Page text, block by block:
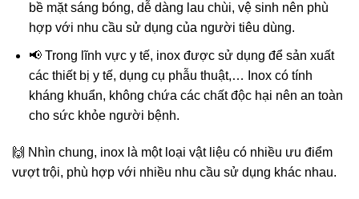
bề mặt sáng bóng, dễ dàng lau chùi, vệ sinh nên phù
hợp với nhu cầu sử dụng của người tiêu dùng.
📢 Trong lĩnh vực y tế, inox được sử dụng để sản xuất
các thiết bị y tế, dụng cụ phẫu thuật,… Inox có tính
kháng khuẩn, không chứa các chất độc hại nên an toàn
cho sức khỏe người bệnh.
🙌 Nhìn chung, inox là một loại vật liệu có nhiều ưu điểm
vượt trội, phù hợp với nhiều nhu cầu sử dụng khác nhau.